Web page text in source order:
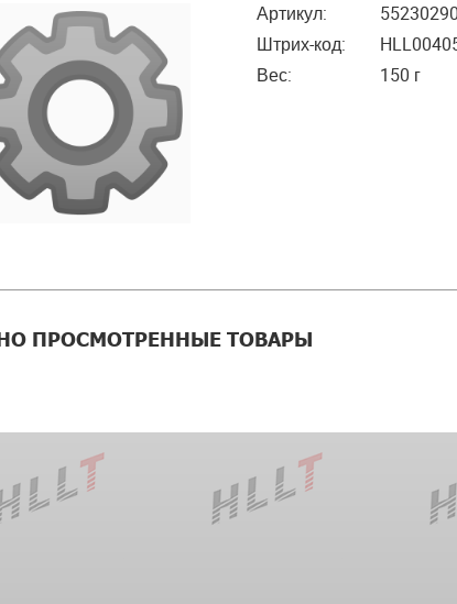
Артикул:
Штрих-код:
Вес:
150 г
ПРОСМОТРЕННЫЕ ТОВАРЫ